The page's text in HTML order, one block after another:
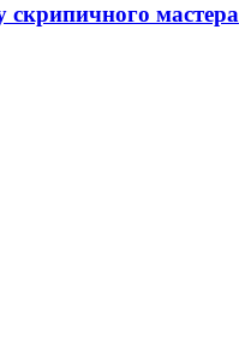
скрипичного мастера